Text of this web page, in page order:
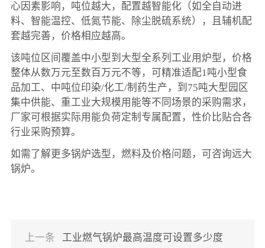
心因素影响，吨位越大，配置越智能化（如全自动进
料、智能温控、低氮节能、除尘脱硫系统），且辅机配
套越完善，价格相应越高。
该吨位区间覆盖中小型到大型全系列工业用炉型，价格
整体从数万元至数百万元不等，可精准适配1吨小型食
品加工、中吨位印染/化工/制药生产，到75吨大型园区
集中供能、重工业大规模用能等不同场景的采购需求，
厂家可根据实际用能负荷定制专属配置，性价比贴合各
行业采购预算。
如需了解更多锅炉选型，燃料及价格问题，可咨询远大
锅炉。
上一条 工业燃气锅炉最高温度可设置多少度